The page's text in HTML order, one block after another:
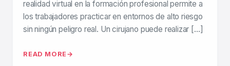
realidad virtual en la formación profesional permite a
los trabajadores practicar en entornos de alto riesgo
sin ningún peligro real. Un cirujano puede realizar […]
READ MORE